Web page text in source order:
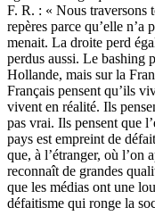
F. R. : « Nous traversons
repères parce qu’elle
menait. La droite perd
perdus aussi. Le bashing
Hollande, mais sur la
Français pensent qu’ils
vivent en réalité. Ils
pas vrai. Ils pensent que
pays est empreint de
que, à l’étranger, où l’on
reconnaît de grandes
que les médias ont une
défaitisme qui ronge la